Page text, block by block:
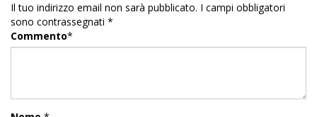
Il tuo indirizzo email non sarà pubblicato. I campi obbligatori
sono contrassegnati *
Commento*